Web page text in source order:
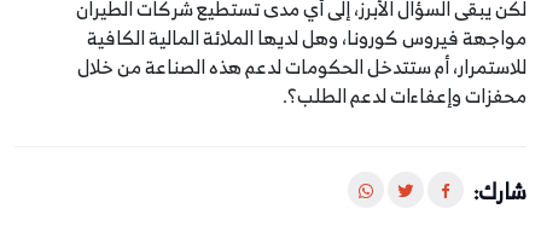
لكن يبقى السؤال الأبرز، إلى أي مدى تستطيع شركات الطيران
مواجهة فيروس كورونا، وهل لديها الملائة المالية الكافية
للاستمرار، أم ستتدخل الحكومات لدعم هذه الصناعة من خلال
محفزات وإعفاءات لدعم الطلب؟.
شارك: